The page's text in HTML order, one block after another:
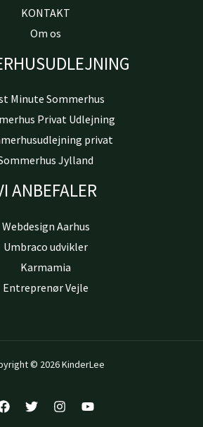
KONTAKT
Om os
Minute Sommerhus
Privat Udlejning
privat
Jylland
ANBEFALER
Webdesign Aarhus
Umbraco udvikler
Karmamia
Entreprenør Vejle
© 2026 KinderLee